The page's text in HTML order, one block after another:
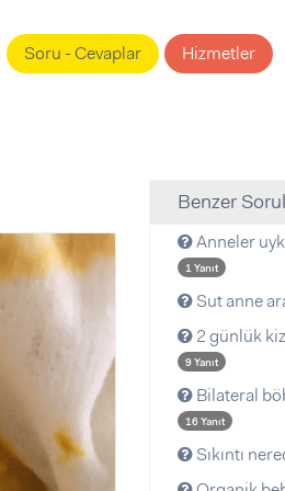
Soru - Cevaplar Hizmetler
Benzer
Anneler
1 Yanıt
Sut anne
2 günlük
9 Yanıt
Bilateral
16 Yanıt
Sıkıntı